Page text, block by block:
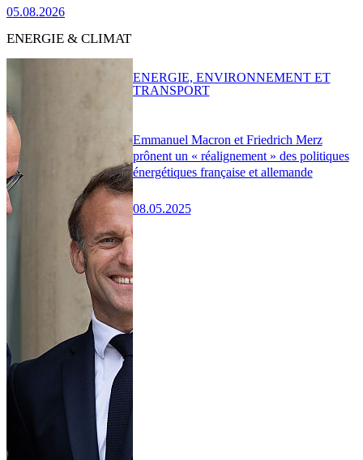
05.08.2026
ENERGIE & CLIMAT
Emmanuel Macron et Friedrich Merz
prônent un « réalignement » des politiques
énergétiques française et allemande
08.05.2025
ENERGIE, ENVIRONNEMENT ET
TRANSPORT